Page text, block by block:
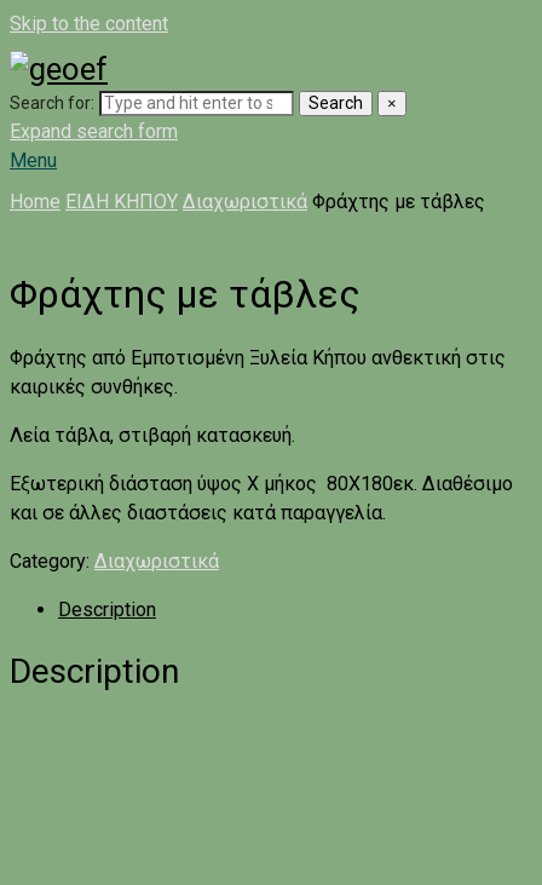
Skip to the content
Search for: Search ×
Expand search form
Menu
Home ΕΙΔΗ ΚΗΠΟΥ Διαχωριστικά Φράχτης με τάβλες
Φράχτης με τάβλες
Φράχτης από Εμποτισμένη Ξυλεία Κήπου ανθεκτική στις
καιρικές συνθήκες.
Λεία τάβλα, στιβαρή κατασκευή.
Εξωτερική διάσταση ύψος Χ μήκος 80Χ180εκ. Διαθέσιμο
και σε άλλες διαστάσεις κατά παραγγελία.
Category: Διαχωριστικά
Description
Description